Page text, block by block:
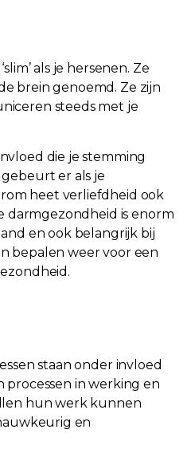
als je hersenen. Ze
brein genoemd. Ze zijn
steeds met je
die je stemming
er als je
heet verliefdheid ook
darmgezondheid is enorm
en ook belangrijk bij
bepalen weer voor een
staan onder invloed
processen in werking en
hun werk kunnen
en